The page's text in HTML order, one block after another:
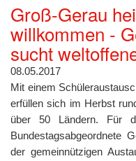
Groß-Gerau
willkommen -
sucht
08.05.2017
Mit einem
erfüllen sich im Herbst
über 50 Ländern. Für
Bundestagsabgeordnete
der gemeinnützigen